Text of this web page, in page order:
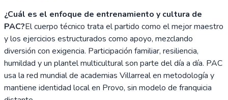
¿Cuál es el enfoque de entrenamiento y cultura de
PAC?El cuerpo técnico trata el partido como el mejor maestro
y los ejercicios estructurados como apoyo, mezclando
diversión con exigencia. Participación familiar, resiliencia,
humildad y un plantel multicultural son parte del día a día. PAC
usa la red mundial de academias Villarreal en metodología y
mantiene identidad local en Provo, sin modelo de franquicia